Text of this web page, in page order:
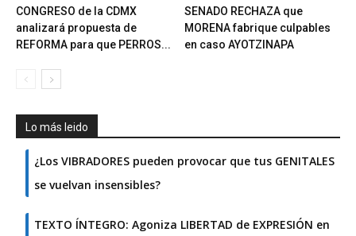
CONGRESO de la CDMX
analizará propuesta de
REFORMA para que PERROS...
SENADO RECHAZA que
MORENA fabrique culpables
en caso AYOTZINAPA
Lo más leido
¿Los VIBRADORES pueden provocar que tus GENITALES
se vuelvan insensibles?
TEXTO ÍNTEGRO: Agoniza LIBERTAD de EXPRESIÓN en